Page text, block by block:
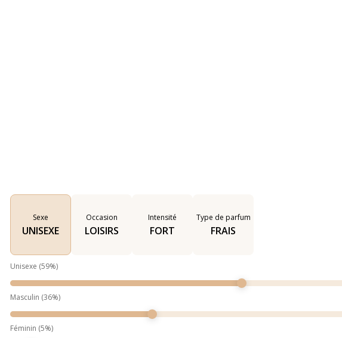
Sexe
UNISEXE
Occasion
LOISIRS
Intensité
FORT
Type de parfum
FRAIS
Unisexe (59%)
Masculin (36%)
Féminin (5%)